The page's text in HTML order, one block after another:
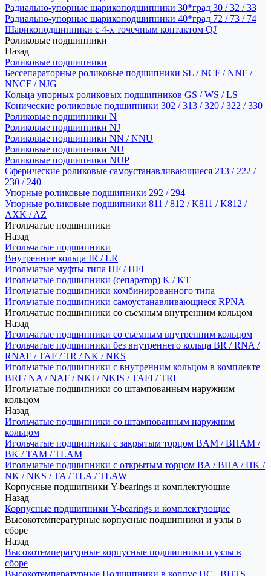
Радиально-упорные шарикоподшипники 30*град 30 / 32 / 33
Радиально-упорные шарикоподшипники 40*град 72 / 73 / 74
Шарикоподшипники с 4-х точечным контактом QJ
Роликовые подшипники
Назад
Роликовые подшипники
Бессепараторные роликовые подшипники SL / NCF / NNF /
NNCF / NJG
Кольца упорных роликовых подшипников GS / WS / LS
Конические роликовые подшипники 302 / 313 / 320 / 322 / 330
Роликовые подшипники N
Роликовые подшипники NJ
Роликовые подшипники NN / NNU
Роликовые подшипники NU
Роликовые подшипники NUP
Сферические роликовые самоустанавливающиеся 213 / 222 /
230 / 240
Упорные роликовые подшипники 292 / 294
Упорные роликовые подшипники 811 / 812 / K811 / K812 /
AXK / AZ
Игольчатые подшипники
Назад
Игольчатые подшипники
Внутренние кольца IR / LR
Игольчатые муфты типа HF / HFL
Игольчатые подшипники (сепаратор) K / KT
Игольчатые подшипники комбинированного типа
Игольчатые подшипники самоустанавливающиеся RPNA
Игольчатые подшипники со съемным внутренним кольцом
Назад
Игольчатые подшипники со съемным внутренним кольцом
Игольчатые подшипники без внутреннего кольца BR / RNA /
RNAF / TAF / TR / NK / NKS
Игольчатые подшипники с внутренним кольцом в комплекте
BRI / NA / NAF / NKI / NKIS / TAFI / TRI
Игольчатые подшипники со штампованным наружним
кольцом
Назад
Игольчатые подшипники со штампованным наружним
кольцом
Игольчатые подшипники с закрытым торцом BAM / BHAM /
BK / TAM / TLAM
Игольчатые подшипники с открытым торцом BA / BHA / HK /
NK / NKS / TA / TLA / TLAW
Корпусные подшипники Y-bearings и комплектующие
Назад
Корпусные подшипники Y-bearings и комплектующие
Высокотемпературные корпусные подшипники и узлы в
сборе
Назад
Высокотемпературные корпусные подшипники и узлы в
сборе
Высокотемпературные Подшипники в корпус UC...BHTS